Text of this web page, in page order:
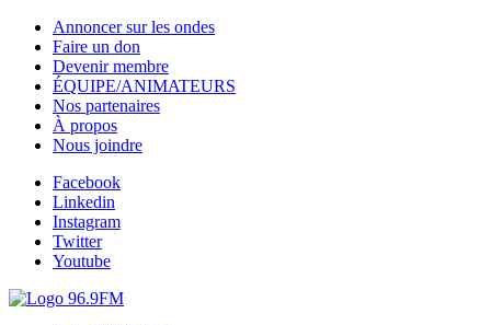
Annoncer sur les ondes
Faire un don
Devenir membre
ÉQUIPE/ANIMATEURS
Nos partenaires
À propos
Nous joindre
Facebook
Linkedin
Instagram
Twitter
Youtube